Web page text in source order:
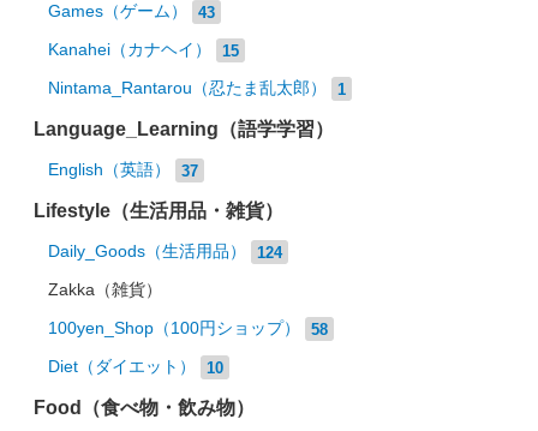
Games（ゲーム） 43
Kanahei（カナヘイ） 15
Nintama_Rantarou（忍たま乱太郎） 1
Language_Learning（語学学習）
English（英語） 37
Lifestyle（生活用品・雑貨）
Daily_Goods（生活用品） 124
Zakka（雑貨）
100yen_Shop（100円ショップ） 58
Diet（ダイエット） 10
Food（食べ物・飲み物）